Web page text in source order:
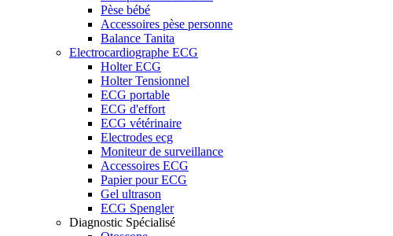
Pèse bébé
Accessoires pèse personne
Balance Tanita
Electrocardiographe ECG
Holter ECG
Holter Tensionnel
ECG portable
ECG d'effort
ECG vétérinaire
Electrodes ecg
Moniteur de surveillance
Accessoires ECG
Papier pour ECG
Gel ultrason
ECG Spengler
Diagnostic Spécialisé